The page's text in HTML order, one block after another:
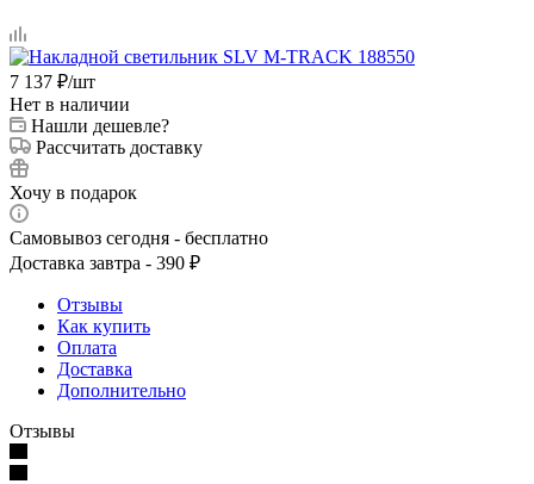
7 137 ₽/шт
Нет в наличии
Нашли дешевле?
Рассчитать доставку
Хочу в подарок
Самовывоз сегодня - бесплатно
Доставка завтра - 390 ₽
Отзывы
Как купить
Оплата
Доставка
Дополнительно
Отзывы